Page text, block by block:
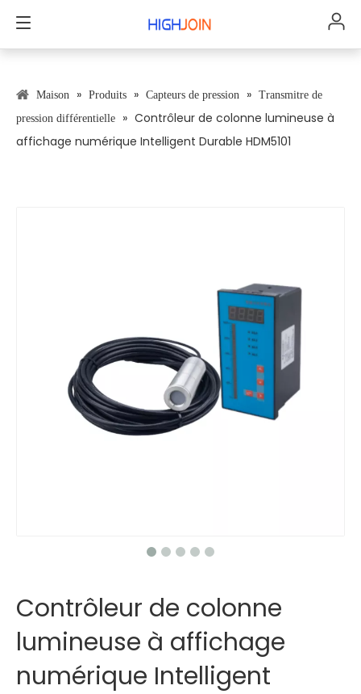
Maison » Produits » Capteurs de pression » Transmitre de
pression différentielle
» Contrôleur de colonne lumineuse à
affichage numérique Intelligent Durable HDM5101
Contrôleur de colonne
lumineuse à affichage
numérique Intelligent